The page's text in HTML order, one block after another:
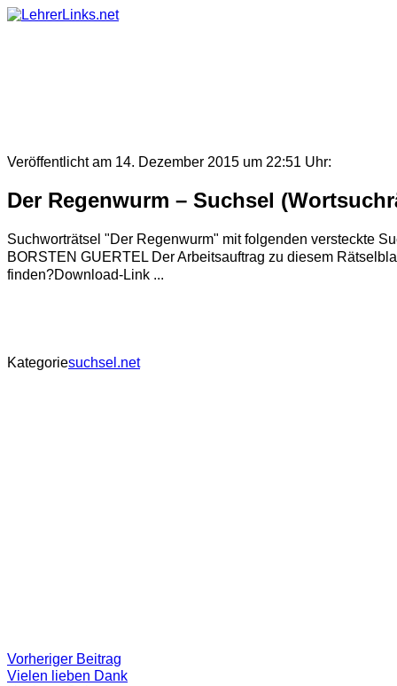
Skip
Veröffentlicht am 14. Dezember 2015 um 22:51 Uhr:
Der Regenwurm – Suchsel
Suchworträtsel "Der Regenwurm" mit folgenden versteckte
BORSTEN GUERTEL Der Arbeitsauftrag zu diesem
finden?Download-Link ...
Kategoriesuchsel.net
Beitragsnavigation
Vorheriger Beitrag
Beitrag:
Vielen lieben Dank